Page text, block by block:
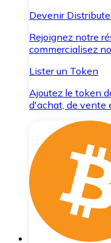
Devenir
Rejoignez notre
commercialisez
Lister un Token
Ajoutez le token
d'achat, de vente